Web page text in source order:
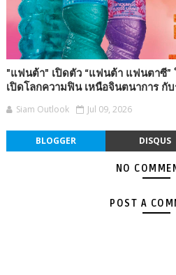
"แฟนต้า" เปิดตัว “แฟนต้า แฟนตาซี”
เปิดโลกความฟิน เหนือจินตนาการ กั
Siam Outlook Jul 09, 2026
BLOGGER DISQUS
NO
POST A